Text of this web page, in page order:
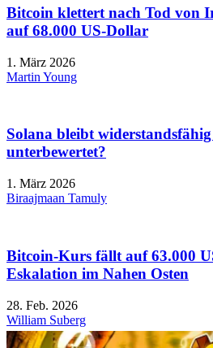
Bitcoin klettert nach Tod von
auf 68.000 US-Dollar
1. März 2026
Martin Young
Solana bleibt
unterbewertet?
1. März 2026
Biraajmaan Tamuly
Bitcoin-Kurs fällt auf 63.000
Eskalation im Nahen Osten
28. Feb. 2026
William Suberg